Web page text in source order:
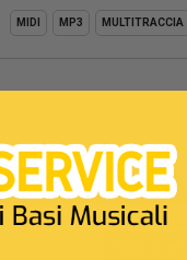
MIDI MP3 MULTITRACCIA
Con testo